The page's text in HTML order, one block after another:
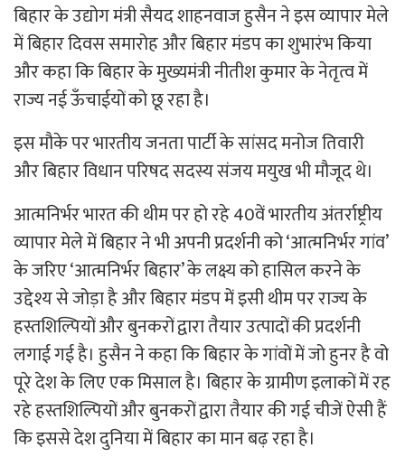
बिहार के उद्योग मंत्री सैयद शाहनवाज हुसैन ने इस व्यापार मेले
में बिहार दिवस समारोह और बिहार मंडप का शुभारंभ किया
और कहा कि बिहार के मुख्यमंत्री नीतीश कुमार के नेतृत्व में
राज्य नई ऊँचाईयों को छू रहा है।
इस मौके पर भारतीय जनता पार्टी के सांसद मनोज तिवारी
और बिहार विधान परिषद सदस्य संजय मयुख भी मौजूद थे।
आत्मनिर्भर भारत की थीम पर हो रहे 40वें भारतीय अंतर्राष्ट्रीय
व्यापार मेले में बिहार ने भी अपनी प्रदर्शनी को ‘आत्मनिर्भर गांव’
के जरिए ‘आत्मनिर्भर बिहार’ के लक्ष्य को हासिल करने के
उद्देश्य से जोड़ा है और बिहार मंडप में इसी थीम पर राज्य के
हस्तशिल्पियों और बुनकरों द्वारा तैयार उत्पादों की प्रदर्शनी
लगाई गई है। हुसैन ने कहा कि बिहार के गांवों में जो हुनर है वो
पूरे देश के लिए एक मिसाल है। बिहार के ग्रामीण इलाकों में रह
रहे हस्तशिल्पियों और बुनकरों द्वारा तैयार की गई चीजें ऐसी हैं
कि इससे देश दुनिया में बिहार का मान बढ़ रहा है।